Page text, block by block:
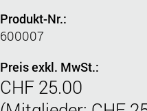
Produkt-Nr.:
600007
Preis exkl. MwSt.:
CHF 25.00